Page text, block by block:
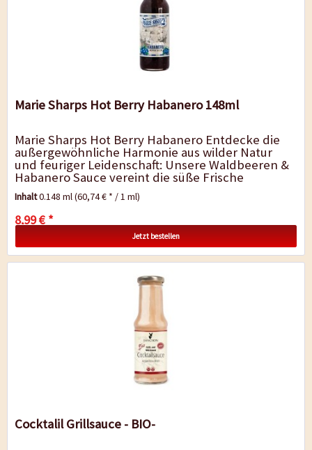
Marie Sharps Hot Berry Habanero 148ml
Marie Sharps Hot Berry Habanero Entdecke die
außergewöhnliche Harmonie aus wilder Natur
und feuriger Leidenschaft: Unsere Waldbeeren &
Habanero Sauce vereint die süße Frische
sonnengereifter Waldbeeren...
Inhalt0.148 ml(60,74 € * / 1 ml)
8,99 € *
Jetzt bestellen
Cocktalil Grillsauce - BIO-